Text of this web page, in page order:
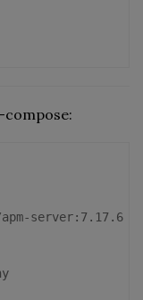
server:7.17.6